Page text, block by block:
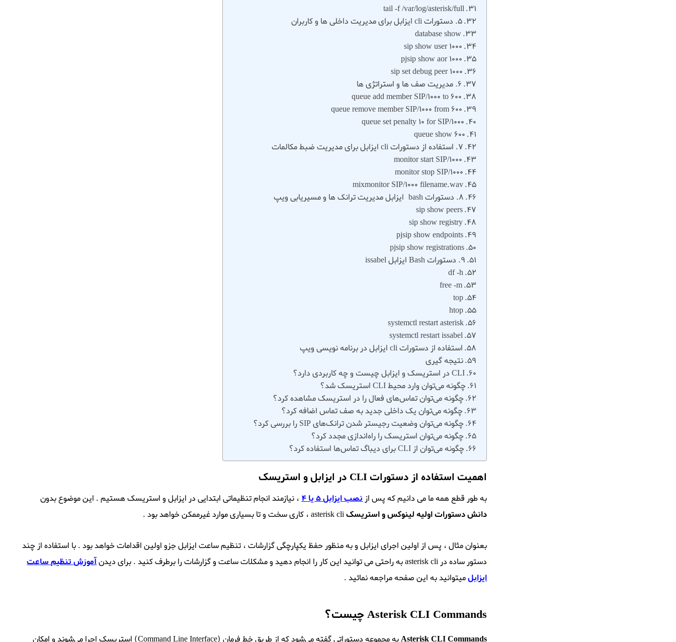
tail -f /var/log/asterisk/full
5. دستورات cli ایزابل برای مدیریت داخلی‌ ها و کاربران
database show
sip show user 1000
pjsip show aor 1000
sip set debug peer 1000
6. مدیریت صف‌ ها و استراتژی‌ ها
queue add member SIP/1000 to 600
queue remove member SIP/1000 from 600
queue set penalty 10 for SIP/1000
queue show 600
7. استفاده از دستورات cli ایزابل برای مدیریت ضبط مکالمات
monitor start SIP/1000
monitor stop SIP/1000
mixmonitor SIP/1000 filename.wav
8. دستورات bash ایزابل مدیریت ترانک‌ ها و مسیریابی ویپ
sip show peers
sip show registry
pjsip show endpoints
pjsip show registrations
9. دستورات Bash ایزابل issabel
df -h
free -m
top
htop
systemctl restart asterisk
systemctl restart issabel
استفاده از دستورات cli ایزابل در برنامه نویسی ویپ
نتیجه‌ گیری
CLI در استریسک و ایزابل چیست و چه کاربردی دارد؟
چگونه می‌توان وارد محیط CLI استریسک شد؟
چگونه می‌توان تماس‌های فعال را در استریسک مشاهده کرد؟
چگونه می‌توان یک داخلی جدید به صف تماس اضافه کرد؟
چگونه می‌توان وضعیت رجیستر شدن ترانک‌های SIP را بررسی کرد؟
چگونه می‌توان استریسک را راه‌اندازی مجدد کرد؟
چگونه می‌توان از CLI برای دیباگ تماس‌ها استفاده کرد؟
اهمیت استفاده از دستورات CLI در ایزابل و استریسک
به طور قطع همه ما می دانیم که پس ازنصب ایزابل 5 یا 4
، نیازمند انجام تنظیماتی ابتدایی در ایزابل و استریسک هستیم . این موضوع بدون
دانش دستورات اولیه لینوکس و استریسکasterisk cli ، کاری سخت و تا بسیاری موارد غیرممکن خواهد بود .
بعنوان مثال ، پس از اولین اجرای ایزابل و به منظور حفظ یکپارچگی گزارشات ، تنظیم ساعت ایزابل جزو اولین اقدامات خواهد بود . با استفاده از چند
دستور ساده در asterisk cli به راحتی می توانید این کار را انجام دهید و مشکلات ساعت و گزارشات را برطرف کنید . برای دیدن
آموزش تنظیم ساعت
ایزابلمیتوانید به این صفحه مراجعه نمائید .
Asterisk CLI Commands چیست؟
Asterisk CLI Commands به مجموعه دستوراتی گفته می‌شود که از طریق خط فرمان (Command Line Interface) استریسک اجرا می‌شوند و امکان